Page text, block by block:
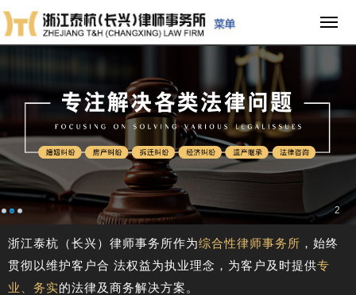
3
浙江泰杭（长兴）律师事务所作为综合性律师事务所 ，始终
贯彻以维护客户合 法权益为执业理念，为客户及时提供专
业、务实的法律及商务解决方案。